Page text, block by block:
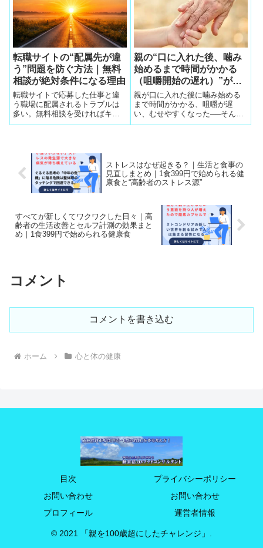
するケースが最も多い。
も安全。面接で迫力が出て即採
転職サイトの“配属先が違
う”問題を防ぐ方法｜無料
相談が絶対条件になる理由
転職サイトで応募した仕事と違
う職場に配属されるトラブルは
多い。無料相談を受ければキャ
リアコンサルタントが事前調査
親の“口に入れた後、噛み
始めるまで時間がかかる
（咀嚼開始の遅れ）”が気
になり始めた40〜50代へ
──誤嚥を防ぐ３つの方法
親が口に入れた後に噛み始める
まで時間がかかる、咀嚼が遅
い、むせやすくなった──そんな
40〜50代へ。整体院で実際に効
ストレスはなぜ起きる？｜生活と食事の
見直しまとめ｜1食399円で始められる健
康食と“高齢者のストレス源”
すべてが新しくてワクワクした日々｜高
齢者の生活改善とセルフ計測の効果まと
め｜1食399円で始められる健康食
コメント
コメントを書き込む
ホーム 心と体の健康
目次
プライバシーポリシー
お問い合わせ
お問い合わせ
プロフィール
運営者情報
© 2021 「親を100歳超にしたチャレンジ」.